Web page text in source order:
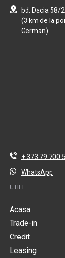
bd. Dacia 58/
(3 km de la
German)
+ 373 79 700
WhatsApp
UTILE
Acasa
Trade-in
Credit
Leasing